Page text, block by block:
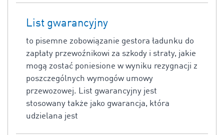
List gwarancyjny
to pisemne zobowiązanie gestora ładunku do
zapłaty przewoźnikowi za szkody i straty, jakie
mogą zostać poniesione w wyniku rezygnacji z
poszczególnych wymogów umowy
przewozowej. List gwarancyjny jest
stosowany także jako gwarancja, która
udzielana jest